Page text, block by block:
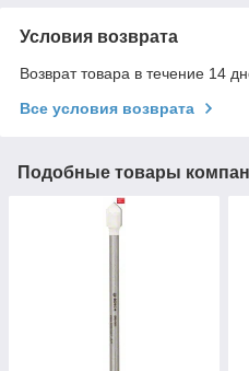
Условия возврата
Возврат товара в течение 14
Все условия возврата
Подобные товары